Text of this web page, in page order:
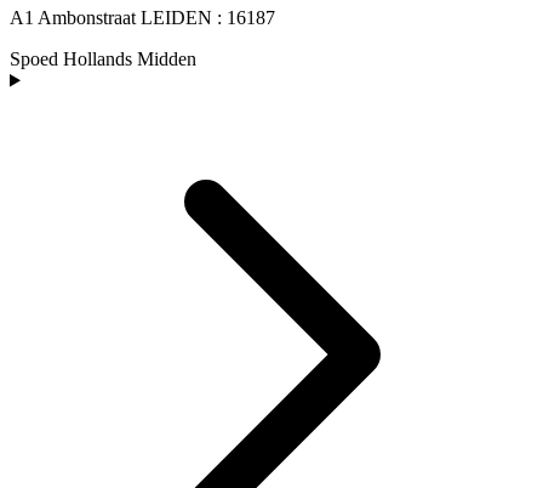
A1 Ambonstraat LEIDEN : 16187
Spoed Hollands Midden